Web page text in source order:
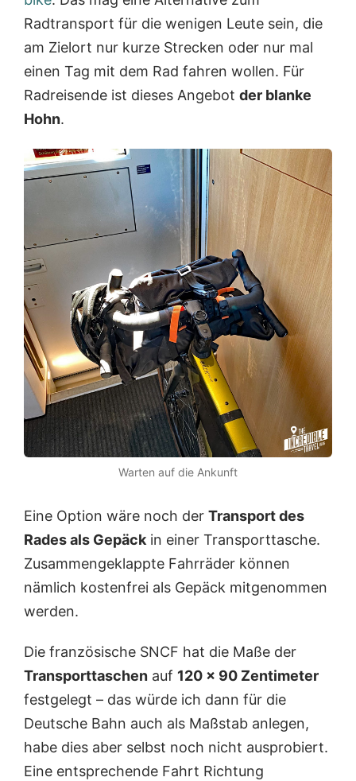
Radtransport für die wenigen Leute sein, die
am Zielort nur kurze Strecken oder nur mal
einen Tag mit dem Rad fahren wollen. Für
Radreisende ist dieses Angebot der blanke
Hohn.
Warten auf die Ankunft
Eine Option wäre noch der Transport des
Rades als Gepäck in einer Transporttasche.
Zusammengeklappte Fahrräder können
nämlich kostenfrei als Gepäck mitgenommen
werden.
Die französische SNCF hat die Maße der
Transporttaschen auf 120 x 90 Zentimeter
festgelegt – das würde ich dann für die
Deutsche Bahn auch als Maßstab anlegen,
habe dies aber selbst noch nicht ausprobiert.
Eine entsprechende Fahrt Richtung